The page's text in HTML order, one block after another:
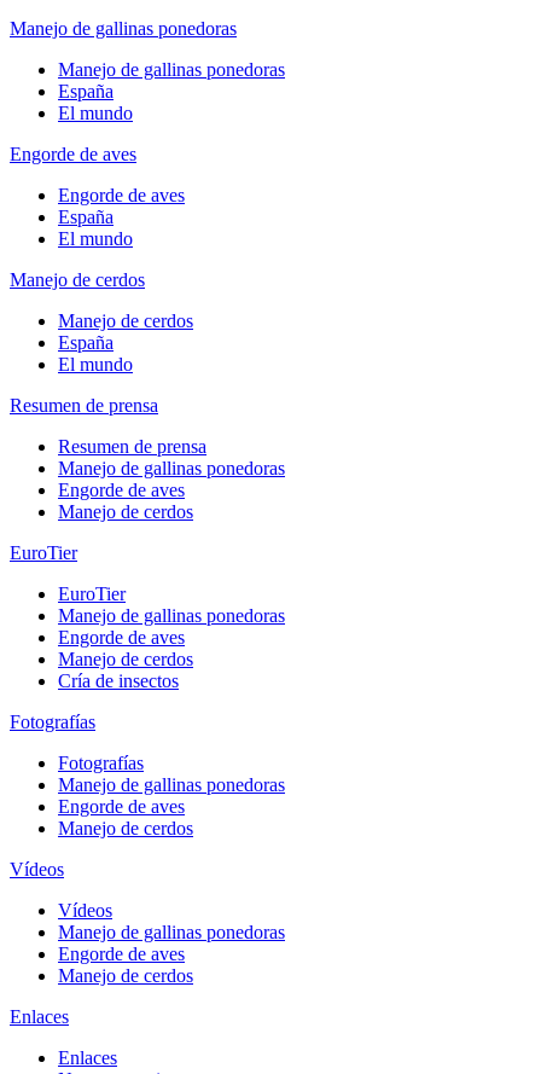
Manejo de gallinas ponedoras
Manejo de gallinas ponedoras
España
El mundo
Engorde de aves
Engorde de aves
España
El mundo
Manejo de cerdos
Manejo de cerdos
España
El mundo
Resumen de prensa
Resumen de prensa
Manejo de gallinas ponedoras
Engorde de aves
Manejo de cerdos
EuroTier
EuroTier
Manejo de gallinas ponedoras
Engorde de aves
Manejo de cerdos
Cría de insectos
Fotografías
Fotografías
Manejo de gallinas ponedoras
Engorde de aves
Manejo de cerdos
Vídeos
Vídeos
Manejo de gallinas ponedoras
Engorde de aves
Manejo de cerdos
Enlaces
Enlaces